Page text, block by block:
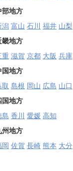
部地方
潟 富山 石川 福井 山梨
畿地方
重 滋賀 京都 大阪 兵庫
国地方
取 島根 岡山 広島 山口
国地方
島 香川 愛媛 高知
州地方
岡 佐賀 長崎 熊本 大分